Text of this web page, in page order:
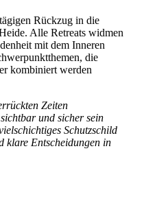
Rückzug in die
Alle Retreats widmen
mit dem Inneren
die
kombiniert werden
Zeiten
und sicher sein
Schutzschild
klare Entscheidungen in